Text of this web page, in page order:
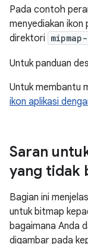
Pada contoh
menyediakan
direktori
Untuk panduan
Untuk membantu
ikon aplikasi
Saran
yang tidak
Bagian ini
untuk bitmap
bagaimana Anda
digambar pada